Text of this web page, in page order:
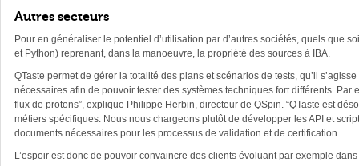
Autres secteurs
Pour en généraliser le potentiel d’utilisation par d’autres sociétés, quels que
et Python) reprenant, dans la manoeuvre, la propriété des sources à IBA.
QTaste permet de gérer la totalité des plans et scénarios de tests, qu’il
nécessaires afin de pouvoir tester des systèmes techniques fort différents.
flux de protons”, explique Philippe Herbin, directeur de QSpin. “QTaste est
métiers spécifiques. Nous nous chargeons plutôt de développer les API et
documents nécessaires pour les processus de validation et de certification.
L’espoir est donc de pouvoir convaincre des clients évoluant par exemple